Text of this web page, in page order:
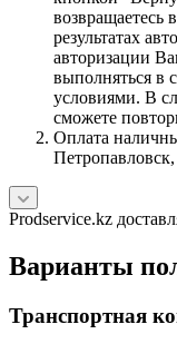
возвращаетесь
результатах
авторизации
выполняться в
условиями. В
сможете
Оплата
Prodservice.kz
Варианты
Транспортная